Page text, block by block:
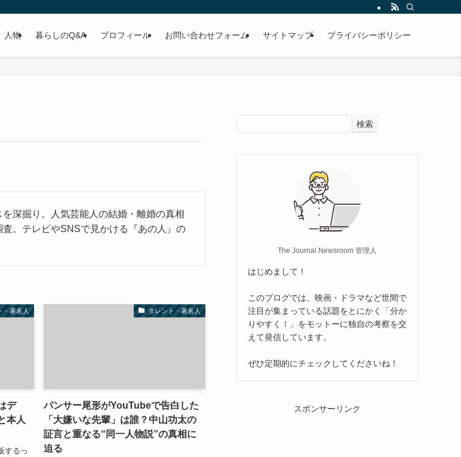
人物 暮らしのQ&A プロフィール お問い合わせフォーム サイトマップ プライバシーポリシー
深掘り。人気芸能人の結婚・離婚の真相
。テレビやSNSで見かける『あの人』の
・著名人
デ
本人
するっ
タレント・著名人
パンサー尾形がYouTubeで告白した
「大嫌いな先輩」は誰？中山功太の
証言と重なる“同一人物説”の真相に
迫る
検索
The Journal Newsroom 管理人
はじめまして！
このブログでは、映画・ドラマなど世間で
注目が集まっている話題をとにかく「分か
りやすく！」をモットーに独自の考察を交
えて発信しています。
ぜひ定期的にチェックしてくださいね！
スポンサーリンク